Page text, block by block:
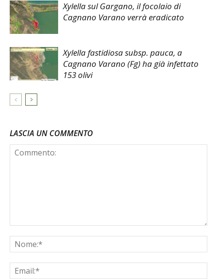
Xylella sul Gargano, il focolaio di
Cagnano Varano verrà eradicato
Xylella fastidiosa subsp. pauca, a
Cagnano Varano (Fg) ha già infettato
153 olivi
LASCIA UN COMMENTO